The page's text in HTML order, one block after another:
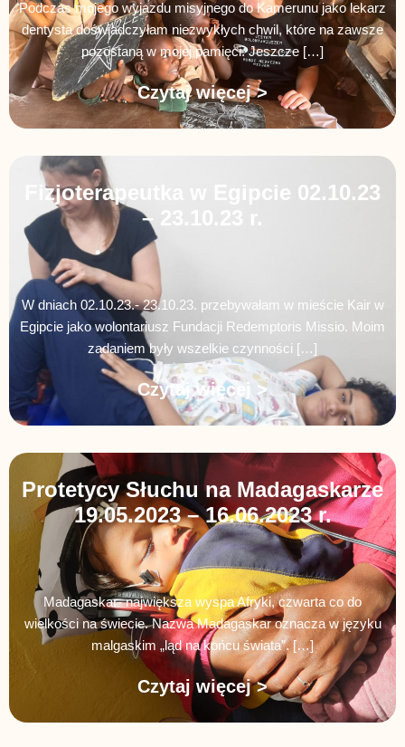
Podczas mojego wyjazdu misyjnego do Kamerunu jako lekarz
dentysta doświadczyłam niezwykłych chwil, które na zawsze
pozostaną w mojej pamięci. Jeszcze […]
Czytaj więcej >
Fizjoterapeutka w Egipcie 02.10.23
– 23.10.23 r.
W dniach 02.10.23.- 23.10.23. przebywałam w mieście Kair w
Egipcie jako wolontariusz Fundacji Redemptoris Missio. Moim
zadaniem były wszelkie czynności […]
Czytaj więcej >
Protetycy Słuchu na Madagaskarze
19.05.2023 – 16.06.2023 r.
Madagaskar- największa wyspa Afryki, czwarta co do
wielkości na świecie. Nazwa Madagaskar oznacza w języku
malgaskim „ląd na końcu świata”. […]
Czytaj więcej >